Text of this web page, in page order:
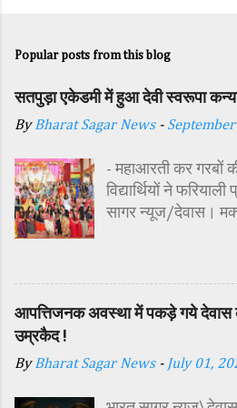
Popular posts from this blog
सतपुड़ा एकेडमी में हुआ देवी स्वरूपा
ByBharat Sagar News -
- महाआरती कर गरबों
विद्यार्थियों ने
सागर न्यूज/देवास।
पावन अवसर पर
परिसर में तोरण,
गई। सर्वप्रथम मुख्य
विशिष्ट अतिथि
आपत्तिजनक अवस्था में पकड़े गये देवास
उम्रकैद !
ByBharat Sagar News - July 01,